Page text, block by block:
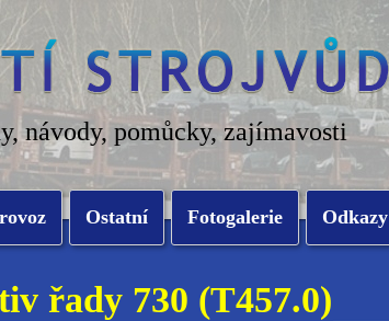
návody, pomůcky, zajímavosti
Ostatní Fotogalerie Odkazy
řady 730 (T457.0)